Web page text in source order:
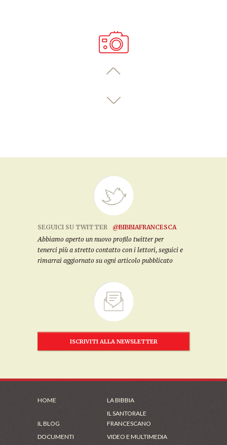
SEGUICI SU TWITTER
@BIBBIAFRANCESCA
Abbiamo aperto un nuovo profilo twitter per
tenerci più a stretto contatto con i lettori, seguici e
rimarrai aggiornato su ogni articolo pubblicato
ISCRIVITI ALLA NEWSLETTER
HOME LA BIBBIA
IL BLOG
IL SANTORALE
FRANCESCANO
DOCUMENTI
VIDEO E MULTIMEDIA